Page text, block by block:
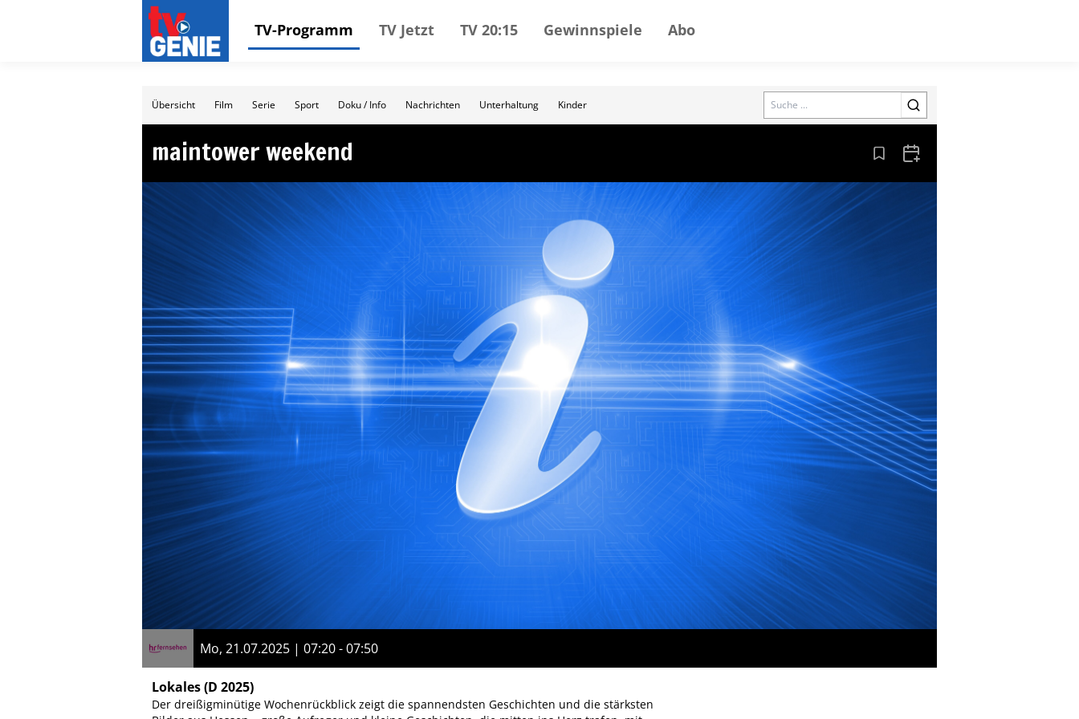
TV-Programm TV Jetzt TV 20:15 Gewinnspiele Abo
Übersicht Film Serie Sport Doku / Info Nachrichten Unterhaltung Kinder Search
maintower weekend Aus den Lesezeichen entfernen
Zum Kalender hinzufügen
Mo, 21.07.2025 | 07:20 - 07:50
Lokales(D 2025)
Der dreißigminütige Wochenrückblick zeigt die spannendsten Geschichten und die stärksten